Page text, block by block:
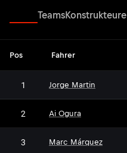
TeamsKonstrukteure
Pos Fahrer
1 Jorge Martin
2 Ai Ogura
3 Marc Márquez